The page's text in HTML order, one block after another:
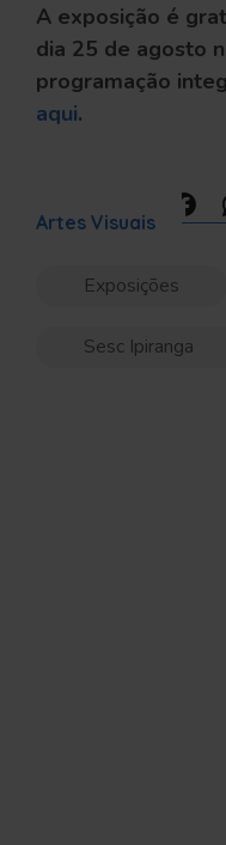
A exposição é
dia 25 de agosto
programação
aqui.
Artes Visuais
Exposições
Sesc Ipiranga